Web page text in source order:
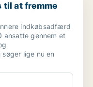
til at fremme
indkøbsadfærd
ansatte gennem et
lige nu en